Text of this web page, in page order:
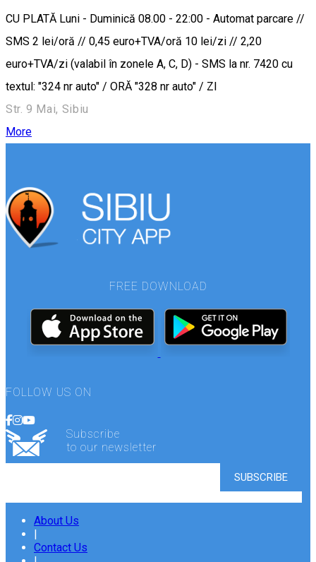
CU PLATĂ Luni - Duminică 08.00 - 22:00 - Automat parcare //
SMS 2 lei/oră // 0,45 euro+TVA/oră 10 lei/zi // 2,20
euro+TVA/zi (valabil în zonele A, C, D) - SMS la nr. 7420 cu
textul: "324 nr auto" / ORĂ "328 nr auto" / ZI
Str. 9 Mai, Sibiu
More
FREE DOWNLOAD
FOLLOW US ON
Subscribe
to our newsletter
About Us
Contact Us